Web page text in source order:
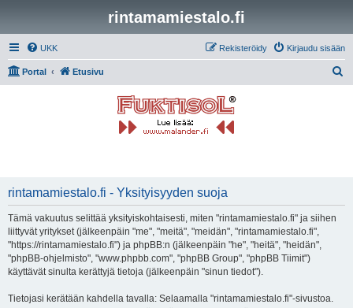
rintamamiestalo.fi
UKK Kirjaudu sisään
Rekisteröidy
Portal Etusivu
rintamamiestalo.fi - Yksityisyyden suoja
Tämä vakuutus selittää yksityiskohtaisesti, miten "rintamamiestalo.fi" ja siihen
liittyvät yritykset (jälkeenpäin "me", "meitä", "meidän", "rintamamiestalo.fi",
"https://rintamamiestalo.fi") ja phpBB:n (jälkeenpäin "he", "heitä", "heidän",
"phpBB-ohjelmisto", "www.phpbb.com", "phpBB Group", "phpBB Tiimit")
käyttävät sinulta kerättyjä tietoja (jälkeenpäin "sinun tiedot").
Tietojasi kerätään kahdella tavalla: Selaamalla "rintamamiestalo.fi"-sivustoa.